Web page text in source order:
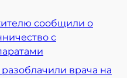
сообщили о
с
врача на